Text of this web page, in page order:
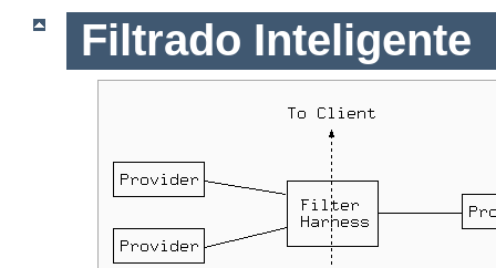
Filtrado Inteligente